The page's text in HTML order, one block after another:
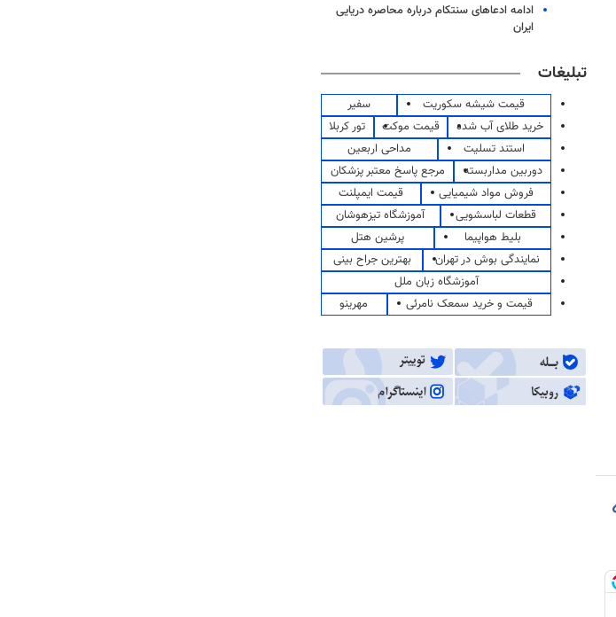
ادامه ادعاهای سنتکام درباره محاصره دریایی
ایران
تبلیغات
قیمت شیشه سکوریت
سفیر
خرید طلای آب شده
قیمت موکت
تور کربلا
استند تسلیت
مداحی اربعین
دوربین مداربسته
مرجع پاسخ معتبر پزشکان
فروش مواد شیمیایی
قیمت ایمپلنت
قطعات لباسشویی
آموزشگاه تیزهوشان
بلیط هواپیما
پرشین هتل
نمایندگی بوش در تهران
بهترین جراح بینی
آموزشگاه زبان ملل
قیمت و خرید سمعک نامرئی
مهرینو